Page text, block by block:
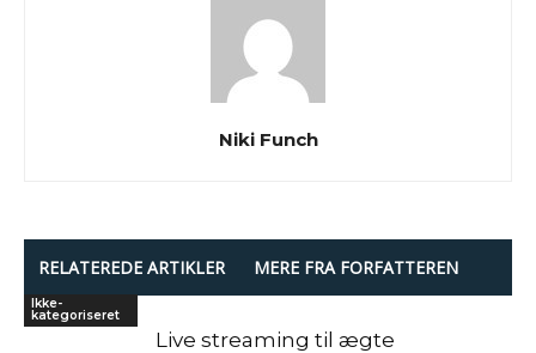
Niki Funch
RELATEREDE ARTIKLER MERE FRA FORFATTEREN
Ikke-
kategoriseret
Live streaming til ægte